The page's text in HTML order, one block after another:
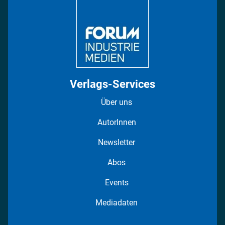
Verlags-Services
Über uns
AutorInnen
Newsletter
Abos
Events
Mediadaten